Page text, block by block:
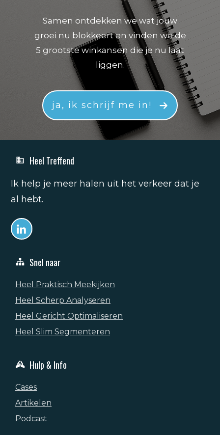
Samen ontdekken we wat jouw
groei nu blokkeert en vinden we de
5 grootste winkansen die je nu laat
liggen.
ja, ik schrijf me in!
Heel Treffend
Ik help je meer halen uit het verkeer dat je
al hebt.
Snel naar
Heel Praktisch Meekijken
Heel Scherp Analyseren
Heel Gericht Optimaliseren
Heel Slim Segmenteren
Hulp & Info
Cases
Artikelen
Podcast